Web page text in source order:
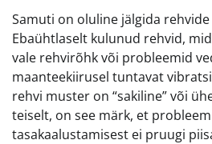
Samuti on oluline jälgida
Ebaühtlaselt kulunud rehvid,
vale rehvirõhk või probleemid
maanteekiirusel tuntavat
rehvi muster on “sakiline” või
teiselt, on see märk, et
tasakaalustamisest ei pruugi